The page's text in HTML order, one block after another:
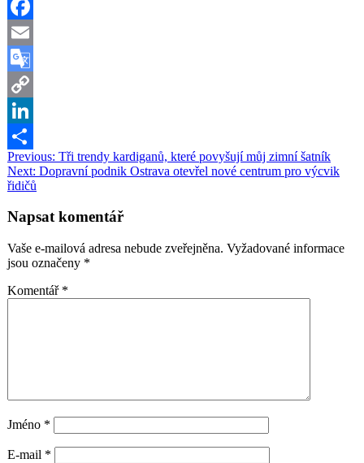
Facebook
Email
Google
Translate
Copy
Link
LinkedIn
Share
Navigace
pro
Previous: Tři trendy kardiganů, které povyšují můj zimní šatník
Next: Dopravní podnik Ostrava otevřel nové centrum pro výcvik
řidičů
Napsat komentář
Vaše e-mailová adresa nebude zveřejněna. Vyžadované informace
jsou označeny *
Komentář *
Jméno *
E-mail *